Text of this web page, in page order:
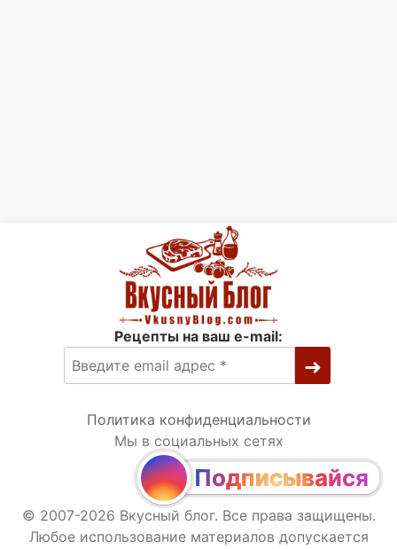
Рецепты на ваш e-mail:
Политика конфиденциальности
Мы в социальных сетях
Подписывайся
© 2007-2026 Вкусный блог. Все права защищены.
Любое использование материалов допускается